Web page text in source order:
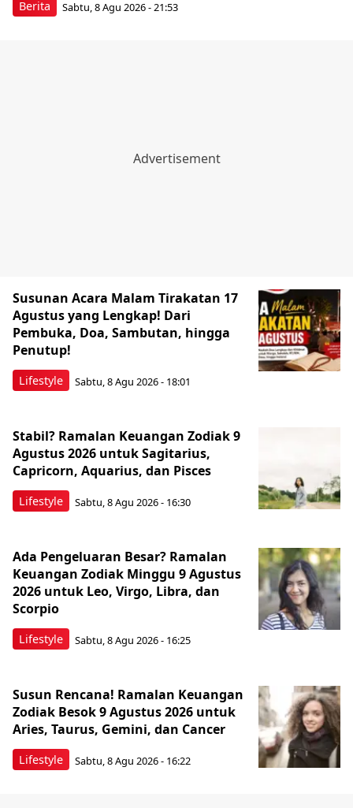
Berita Sabtu, 8 Agu 2026 - 21:53
Lifestyle
Susunan Acara Malam Tirakatan 17
Agustus yang Lengkap! Dari
Pembuka, Doa, Sambutan, hingga
Penutup!
Sabtu, 8 Agu 2026 - 18:01
Lifestyle
Stabil? Ramalan Keuangan Zodiak 9
Agustus 2026 untuk Sagitarius,
Capricorn, Aquarius, dan Pisces
Sabtu, 8 Agu 2026 - 16:30
Lifestyle
Ada Pengeluaran Besar? Ramalan
Keuangan Zodiak Minggu 9 Agustus
2026 untuk Leo, Virgo, Libra, dan
Scorpio
Sabtu, 8 Agu 2026 - 16:25
Lifestyle
Susun Rencana! Ramalan Keuangan
Zodiak Besok 9 Agustus 2026 untuk
Aries, Taurus, Gemini, dan Cancer
Sabtu, 8 Agu 2026 - 16:22